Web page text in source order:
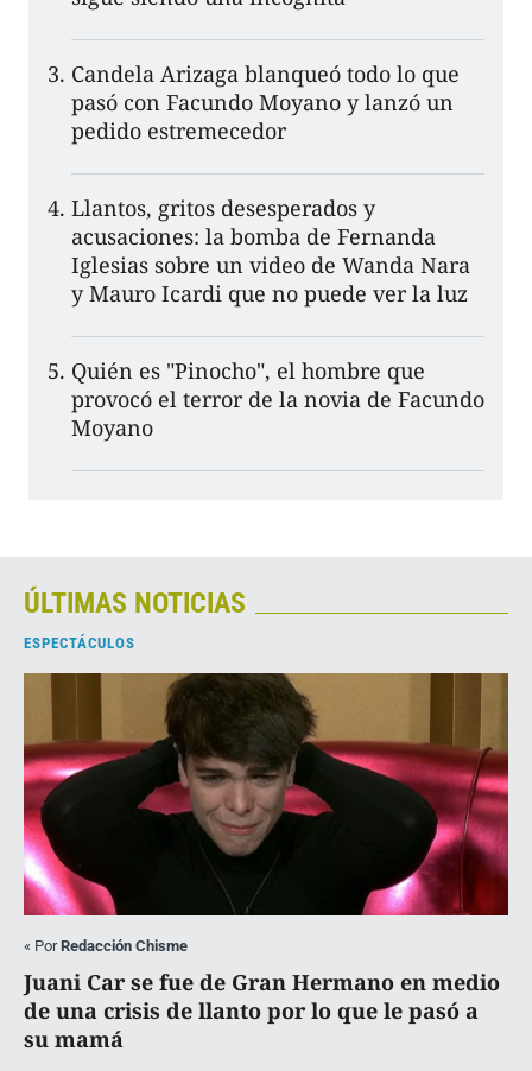
Candela Arizaga blanqueó todo lo que
pasó con Facundo Moyano y lanzó un
pedido estremecedor
Llantos, gritos desesperados y
acusaciones: la bomba de Fernanda
Iglesias sobre un video de Wanda Nara
y Mauro Icardi que no puede ver la luz
Quién es "Pinocho", el hombre que
provocó el terror de la novia de Facundo
Moyano
ÚLTIMAS NOTICIAS
ESPECTÁCULOS
« PorRedacción Chisme
Juani Car se fue de Gran Hermano en medio
de una crisis de llanto por lo que le pasó a
su mamá